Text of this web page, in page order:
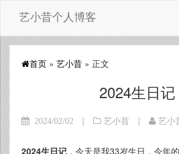
艺小昔个人博客
首页 » 艺小昔 » 正文
2024生日记
2024/02/02 | 艺小昔 | 艺小
2024生日记 ，今天是我33岁生日，今年